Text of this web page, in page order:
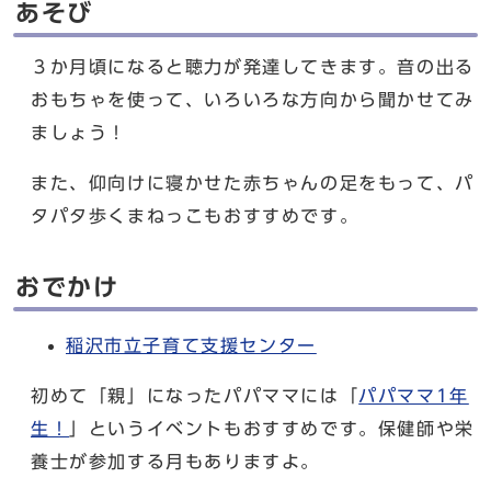
あそび
３か月頃になると聴力が発達してきます。音の出る
おもちゃを使って、いろいろな方向から聞かせてみ
ましょう！
また、仰向けに寝かせた赤ちゃんの足をもって、パ
タパタ歩くまねっこもおすすめです。
おでかけ
稲沢市立子育て支援センター
初めて「親」になったパパママには「 パパママ1年
生！
」というイベントもおすすめです。保健師や栄
養士が参加する月もありますよ。